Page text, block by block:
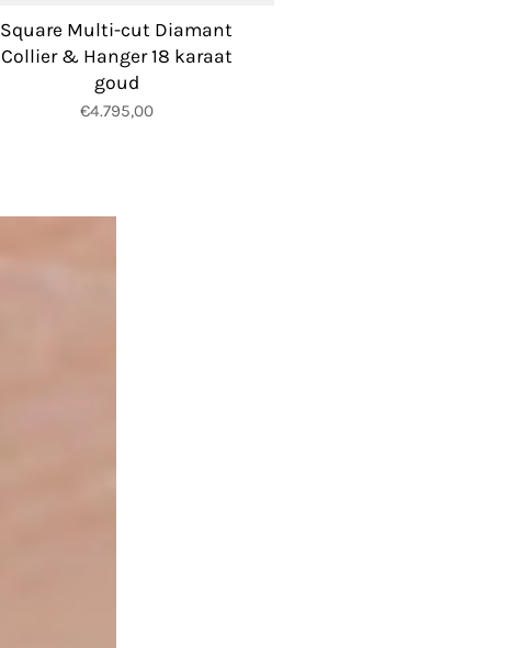
Square Multi-cut Diamant
Collier & Hanger 18 karaat
goud
€4.795,00